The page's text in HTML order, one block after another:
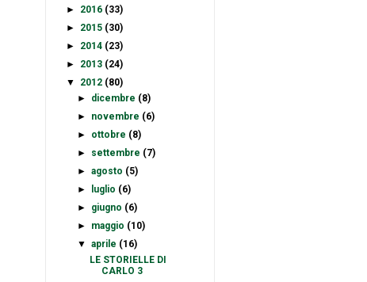
► 2016 (33)
► 2015 (30)
► 2014 (23)
► 2013 (24)
▼
2012 (80)
► dicembre (8)
► novembre (6)
► ottobre (8)
► settembre (7)
►agosto (5)
►
luglio (6)
► giugno (6)
► maggio (10)
▼ aprile (16)
LE STORIELLE DI
CARLO 3